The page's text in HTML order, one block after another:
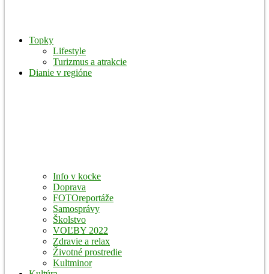
Topky
Lifestyle
Turizmus a atrakcie
Dianie v regióne
Info v kocke
Doprava
FOTOreportáže
Samosprávy
Školstvo
VOĽBY 2022
Zdravie a relax
Životné prostredie
Kultminor